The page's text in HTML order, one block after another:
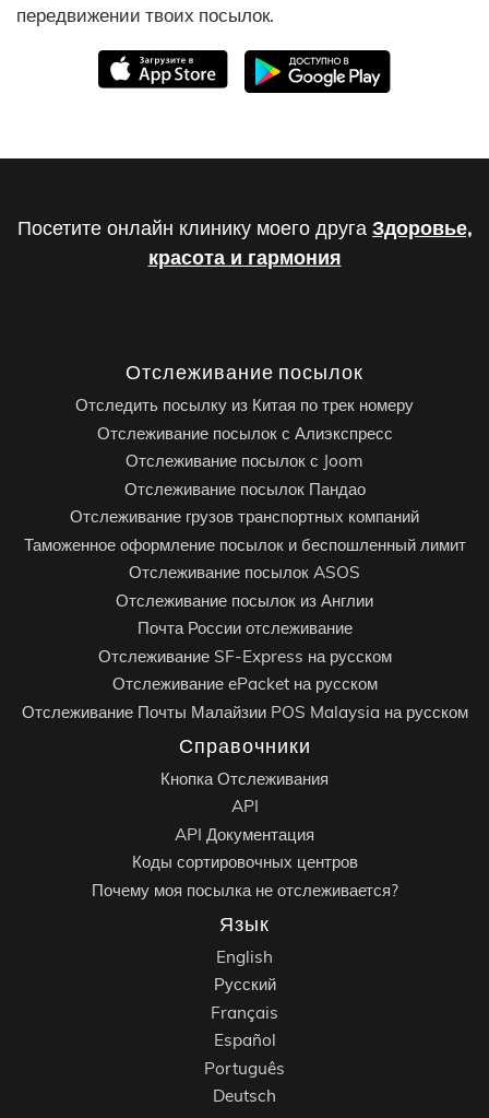
передвижении твоих посылок.
Посетите онлайн клинику моего друга Здоровье,
красота и гармония
Отслеживание посылок
Отследить посылку из Китая по трек номеру
Отслеживание посылок с Алиэкспресс
Отслеживание посылок с Joom
Отслеживание посылок Пандао
Отслеживание грузов транспортных компаний
Таможенное оформление посылок и беспошленный лимит
Отслеживание посылок ASOS
Отслеживание посылок из Англии
Почта России отслеживание
Отслеживание SF-Express на русском
Отслеживание ePacket на русском
Отслеживание Почты Малайзии POS Malaysia на русском
Справочники
Кнопка Отслеживания
API
API Документация
Коды сортировочных центров
Почему моя посылка не отслеживается?
Язык
English
Русский
Français
Español
Português
Deutsch